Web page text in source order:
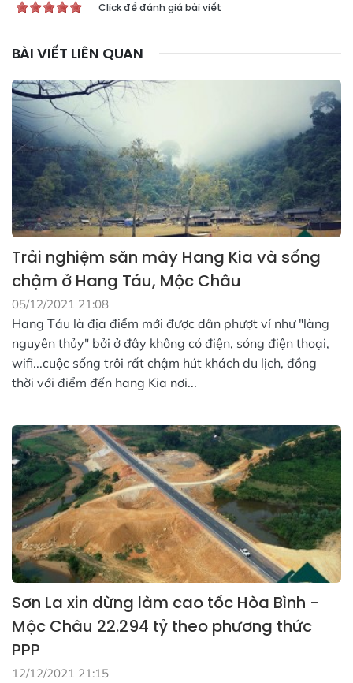
Click để đánh giá bài viết
BÀI VIẾT LIÊN QUAN
Trải nghiệm săn mây Hang Kia và sống
chậm ở Hang Táu, Mộc Châu
05/12/2021 21:08
Hang Táu là địa điểm mới được dân phượt ví như "làng
nguyên thủy" bởi ở đây không có điện, sóng điện thoại,
wifi...cuộc sống trôi rất chậm hút khách du lịch, đồng
thời với điểm đến hang Kia nơi...
Sơn La xin dừng làm cao tốc Hòa Bình -
Mộc Châu 22.294 tỷ theo phương thức
PPP
12/12/2021 21:15